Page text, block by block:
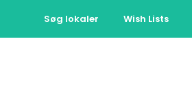
Søg lokaler Wish Lists